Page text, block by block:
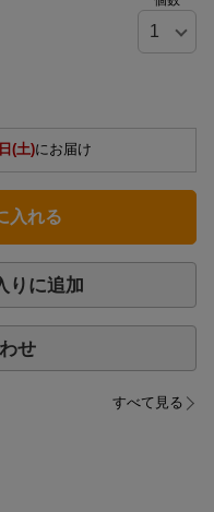
(土)にお届け
入れる
りに追加
せ
すべて見る